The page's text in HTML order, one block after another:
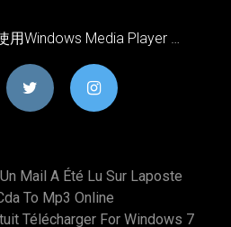
用Windows Media Player …
Mail A Été Lu Sur Laposte
To Mp3 Online
Télécharger For Windows 7